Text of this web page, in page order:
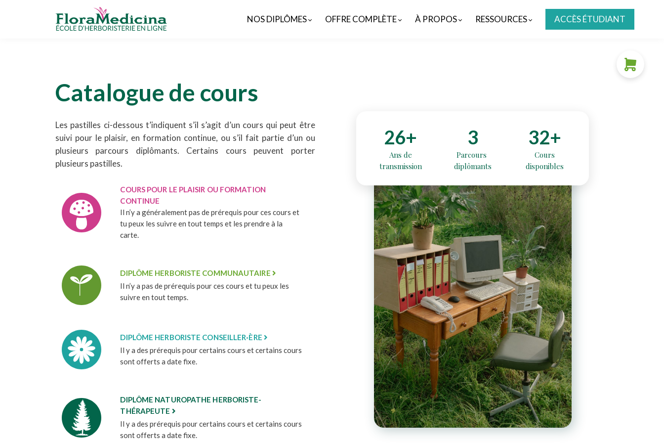
NOS DIPLÔMES OFFRE COMPLÈTE À PROPOS RESSOURCES ACCÈS ÉTUDIANT
Catalogue de cours
Les pastilles ci-dessous t’indiquent s’il s’agit d’un cours qui peut être
suivi pour le plaisir, en formation continue, ou s’il fait partie d’un ou
plusieurs parcours diplômants. Certains cours peuvent porter
plusieurs pastilles.
COURS POUR LE PLAISIR OU FORMATION
CONTINUE
Il n’y a généralement pas de prérequis pour ces cours et
tu peux les suivre en tout temps et les prendre à la
carte.
DIPLÔME HERBORISTE COMMUNAUTAIRE
Il n’y a pas de prérequis pour ces cours et tu peux les
suivre en tout temps.
DIPLÔME HERBORISTE CONSEILLER·ÈRE
Il y a des prérequis pour certains cours et certains cours
sont offerts a date fixe.
DIPLÔME NATUROPATHE HERBORISTE-
THÉRAPEUTE
Il y a des prérequis pour certains cours et certains cours
sont offerts a date fixe.
26+
Ans de
transmission
3
Parcours
diplômants
32+
Cours
disponibles